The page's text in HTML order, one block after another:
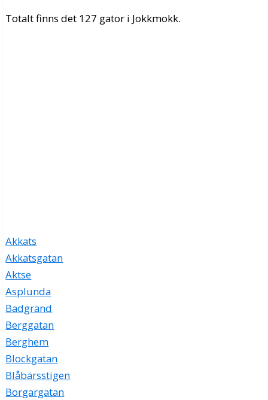
Totalt finns det 127 gator i Jokkmokk.
Akkats
Akkatsgatan
Aktse
Asplunda
Badgränd
Berggatan
Berghem
Blockgatan
Blåbärsstigen
Borgargatan